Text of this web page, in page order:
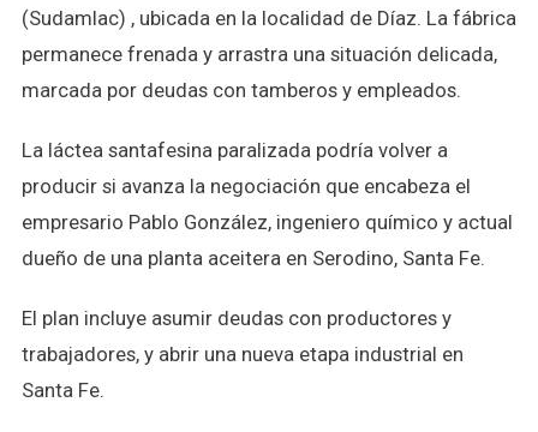
(Sudamlac) , ubicada en la localidad de Díaz. La fábrica
permanece frenada y arrastra una situación delicada,
marcada por deudas con tamberos y empleados.
La láctea santafesina paralizada podría volver a
producir si avanza la negociación que encabeza el
empresario Pablo González, ingeniero químico y actual
dueño de una planta aceitera en Serodino, Santa Fe.
El plan incluye asumir deudas con productores y
trabajadores, y abrir una nueva etapa industrial en
Santa Fe.